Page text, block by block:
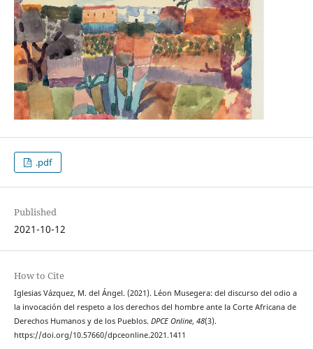
.pdf
Published
2021-10-12
How to Cite
Iglesias Vázquez, M. del Ángel. (2021). Léon Musegera: del discurso del odio a
la invocación del respeto a los derechos del hombre ante la Corte Africana de
Derechos Humanos y de los Pueblos. DPCE Online, 48(3).
https://doi.org/10.57660/dpceonline.2021.1411